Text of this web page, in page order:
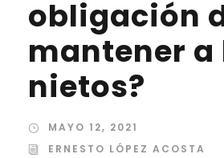
obligación
mantener a
nietos?
MAYO 12, 2021
ERNESTO LÓPEZ ACOSTA